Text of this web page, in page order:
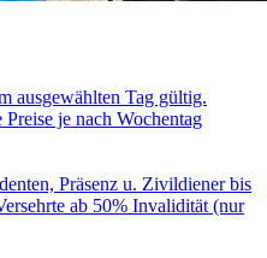
ausgewählten Tag gültig.
je nach Wochentag
Präsenz u. Zivildiener bis
ab 50% Invalidität (nur